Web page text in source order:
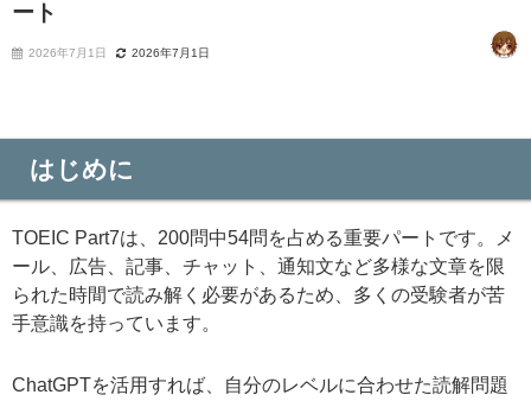
ート
2026年7月1日 2026年7月1日
はじめに
TOEIC Part7は、200問中54問を占める重要パートです。メ
ール、広告、記事、チャット、通知文など多様な文章を限
られた時間で読み解く必要があるため、多くの受験者が苦
手意識を持っています。
ChatGPTを活用すれば、自分のレベルに合わせた読解問題